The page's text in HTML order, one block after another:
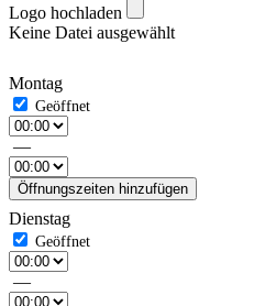
Logo hochladen
Keine Datei ausgewählt
Montag
—
Öffnungszeiten hinzufügen
Dienstag
—